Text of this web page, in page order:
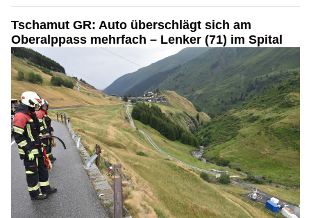
Tschamut GR: Auto überschlägt sich am
Oberalppass mehrfach – Lenker (71) im Spital